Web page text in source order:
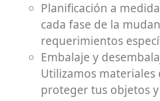
Planificación a
cada fase de la
requerimientos
Embalaje y
Utilizamos materiales
proteger tus objetos